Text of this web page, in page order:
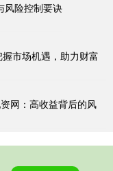
风险控制要诀
市场机遇，助力财富
网：高收益背后的风